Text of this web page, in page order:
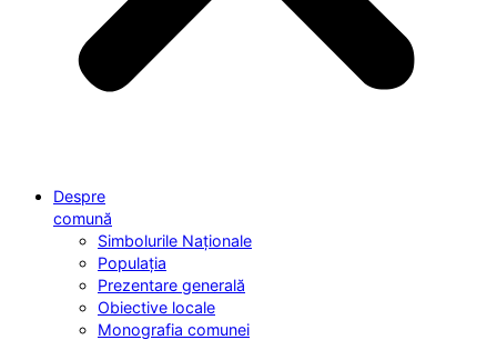
Despre
comună
Simbolurile Naționale
Populația
Prezentare generală
Obiective locale
Monografia comunei